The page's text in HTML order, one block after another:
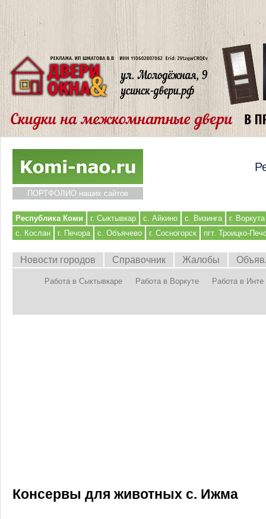
ПОРТФОЛИО наших сайтов
Республика Коми г. Сыктывкар с. Айкино с. Визинга
г. Воркута
с. Кослан
г. Печора с. Объячево г. Сосногорск пгт. Троицко-
Новости городов Справочник Жалобы
Работа в Сыктывкаре Работа в Воркуте Работа в Инте
Консервы для животных с. Ижма